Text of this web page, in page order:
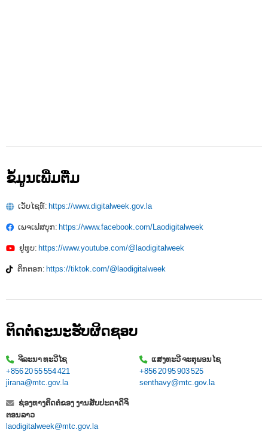
ຂໍ້ມູນເພີ່ມຕື່ມ
ເວັບໄຊທ໌: https://www.digitalweek.gov.la
ເພຈເຟສບຸກ: https://www.facebook.com/Laodigitalweek
ຢູທູບ: https://www.youtube.com/@laodigitalweek
ຕິກຕອກ: https://tiktok.com/@laodigitalweek
ຕິດຕໍ່ຄະນະຮັບຜິດຊອບ
ຈີລະນາ ທະວີໄຊ
+856 20 55 554 421
jirana@mtc.gov.la
ຊ່ອງທາງຕິດຕໍ່ຂອງ ງານສັບປະດາດິຈິ
ຕອນລາວ
laodigitalweek@mtc.gov.la
ແສງທະວີ ຈະຕຸພອນໄຊ
+856 20 95 903 525
senthavy@mtc.gov.la